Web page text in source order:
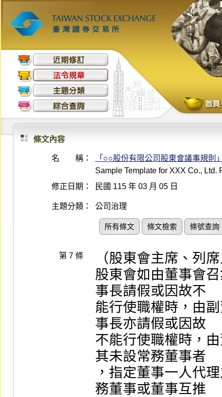
條文內容
名 稱：
「○○股份有限公司股東會議事規則
Sample Template for XXX Co.,
修正日期：
民國 115 年 03 月 05 日
主題分類： 公司治理
所有條文 條文檢索 條號查詢
第 7 條
（股東會主席、列
股東會如由董事會
事長請假或因故不
能行使職權時，由
事長亦請假或因故
不能行使職權時，
其未設常務董事者
，指定董事一人代
務董事或董事互推